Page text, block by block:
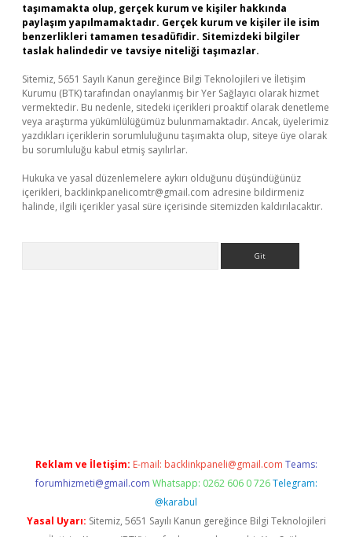
taşımamakta olup, gerçek kurum ve kişiler hakkında
paylaşım yapılmamaktadır. Gerçek kurum ve kişiler ile isim
benzerlikleri tamamen tesadüfidir. Sitemizdeki bilgiler
taslak halindedir ve tavsiye niteliği taşımazlar.
Sitemiz, 5651 Sayılı Kanun gereğince Bilgi Teknolojileri ve İletişim
Kurumu (BTK) tarafından onaylanmış bir Yer Sağlayıcı olarak hizmet
vermektedir. Bu nedenle, sitedeki içerikleri proaktif olarak denetleme
veya araştırma yükümlülüğümüz bulunmamaktadır. Ancak, üyelerimiz
yazdıkları içeriklerin sorumluluğunu taşımakta olup, siteye üye olarak
bu sorumluluğu kabul etmiş sayılırlar.
Hukuka ve yasal düzenlemelere aykırı olduğunu düşündüğünüz
içerikleri, backlinkpanelicomtr@gmail.com adresine bildirmeniz
halinde, ilgili içerikler yasal süre içerisinde sitemizden kaldırılacaktır.
Reklam ve İletişim: E-mail: backlinkpaneli@gmail.com Teams:
forumhizmeti@gmail.com Whatsapp: 0262 606 0 726 Telegram:
@karabul
Yasal Uyarı: Sitemiz, 5651 Sayılı Kanun gereğince Bilgi Teknolojileri